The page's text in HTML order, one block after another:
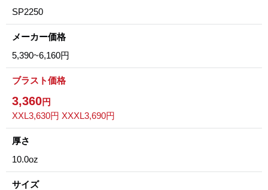
SP2250
メーカー価格
5,390~6,160円
ブラスト価格
3,360円
XXL3,630円 XXXL3,690円
厚さ
10.0oz
サイズ